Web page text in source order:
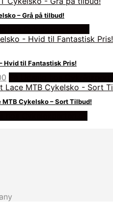
– Grå på tilbud!
Hvid til Fantastisk Pris!
aktuelle
er:
Cykelsko – Sort Tilbud!